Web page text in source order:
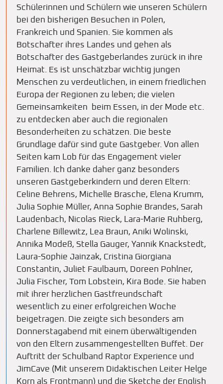
Schülerinnen und Schülern wie unseren Schülern
bei den bisherigen Besuchen in Polen,
Frankreich und Spanien. Sie kommen als
Botschafter ihres Landes und gehen als
Botschafter des Gastgeberlandes zurück in ihre
Heimat. Es ist unschätzbar wichtig jungen
Menschen zu verdeutlichen, in einem friedlichen
Europa der Regionen zu leben; die vielen
Gemeinsamkeiten beim Essen, in der Mode etc.
zu entdecken aber auch die regionalen
Besonderheiten zu schätzen. Die beste
Grundlage dafür sind gute Gastgeber. Von allen
Seiten kam Lob für das Engagement vieler
Familien. Ich danke daher ganz besonders
unseren Gastgeberkindern und deren Eltern:
Celine Behrens, Michelle Brasche, Elena Krumm,
Julia Sophie Müller, Anna Sophie Brandes, Sarah
Laudenbach, Nicolas Rieck, Lara-Marie Ruhberg,
Charlene Billewitz, Lea Braun, Aniki Wolinski,
Annika Modeß, Stella Gauger, Yannik Knackstedt,
Laura-Sophie Jainzak, Cristina Giorgiana
Constantin, Juliet Faulbaum, Doreen Pohlner,
Julia Fischer, Tom Lobstein, Kira Bode. Sie haben
mit ihrer herzlichen Gastfreundschaft
wesentlich zu einer erfolgreichen Woche
beigetragen. Die zeigte sich besonders am
Donnerstagabend mit einem überwältigenden
von den Eltern zusammengestellten Buffet. Der
Auftritt der Schulband Raptor Experience und
JimCave (Mit unserem Didaktischen Leiter Helge
Korn als Frontmann) und die Sketche der English